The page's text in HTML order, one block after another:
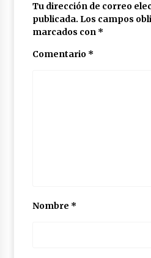
Tu dirección de correo
publicada. Los campos
marcados con *
Comentario *
Nombre *